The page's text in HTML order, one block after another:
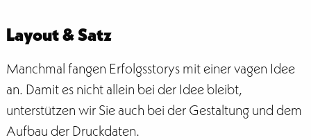
Layout & Satz
Manchmal fangen Erfolgsstorys mit einer vagen Idee
an. Damit es nicht allein bei der Idee bleibt,
unterstützen wir Sie auch bei der Gestaltung und dem
Aufbau der Druckdaten.